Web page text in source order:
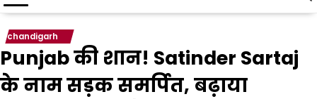
chandigarh
Punjab की शान! Satinder Sartaj
के नाम सड़क समर्पित, बढ़ाया